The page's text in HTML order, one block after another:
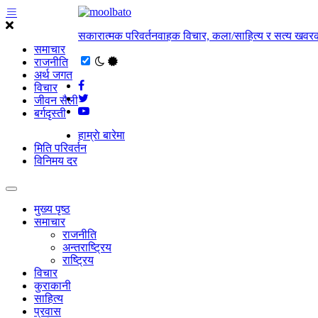
समाचार
राजनीति
अर्थ जगत
विचार
जीवन सैली
बर्गदृस्ती
सकारात्मक परिवर्तनवाहक विचार, कला/साहित्य र सत्य
हाम्राे बारेमा
मिति परिवर्तन
विनिमय दर
मुख्य पृष्ठ
समाचार
राजनीति
अन्तराष्ट्रिय
राष्ट्रिय
विचार
कुराकानी
साहित्य
प्रवास